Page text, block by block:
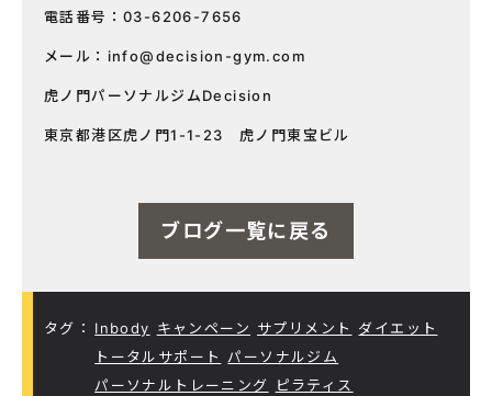
電話番号：03-6206-7656
メール： info@decision-gym.com
虎ノ門パーソナルジムDecision
東京都港区虎ノ門1-1-23 虎ノ門東宝ビル
ブログ一覧に戻る
タグ： Inbody キャンペーン サプリメント
ダイエット
トータルサポート パーソナルジム
パーソナルトレーニング
ピラティス